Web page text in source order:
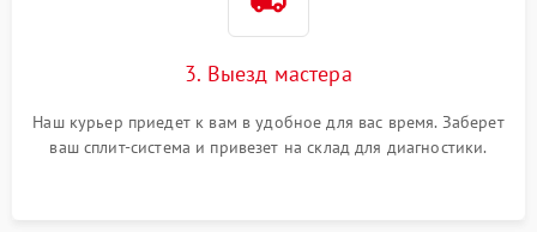
3. Выезд мастера
Наш курьер приедет к вам в удобное для вас время. Заберет
ваш сплит-система и привезет на склад для диагностики.